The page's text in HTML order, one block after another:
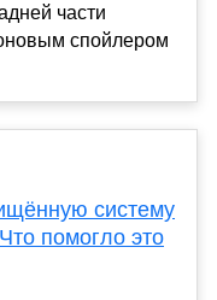
части
спойлером
систему
помогло это